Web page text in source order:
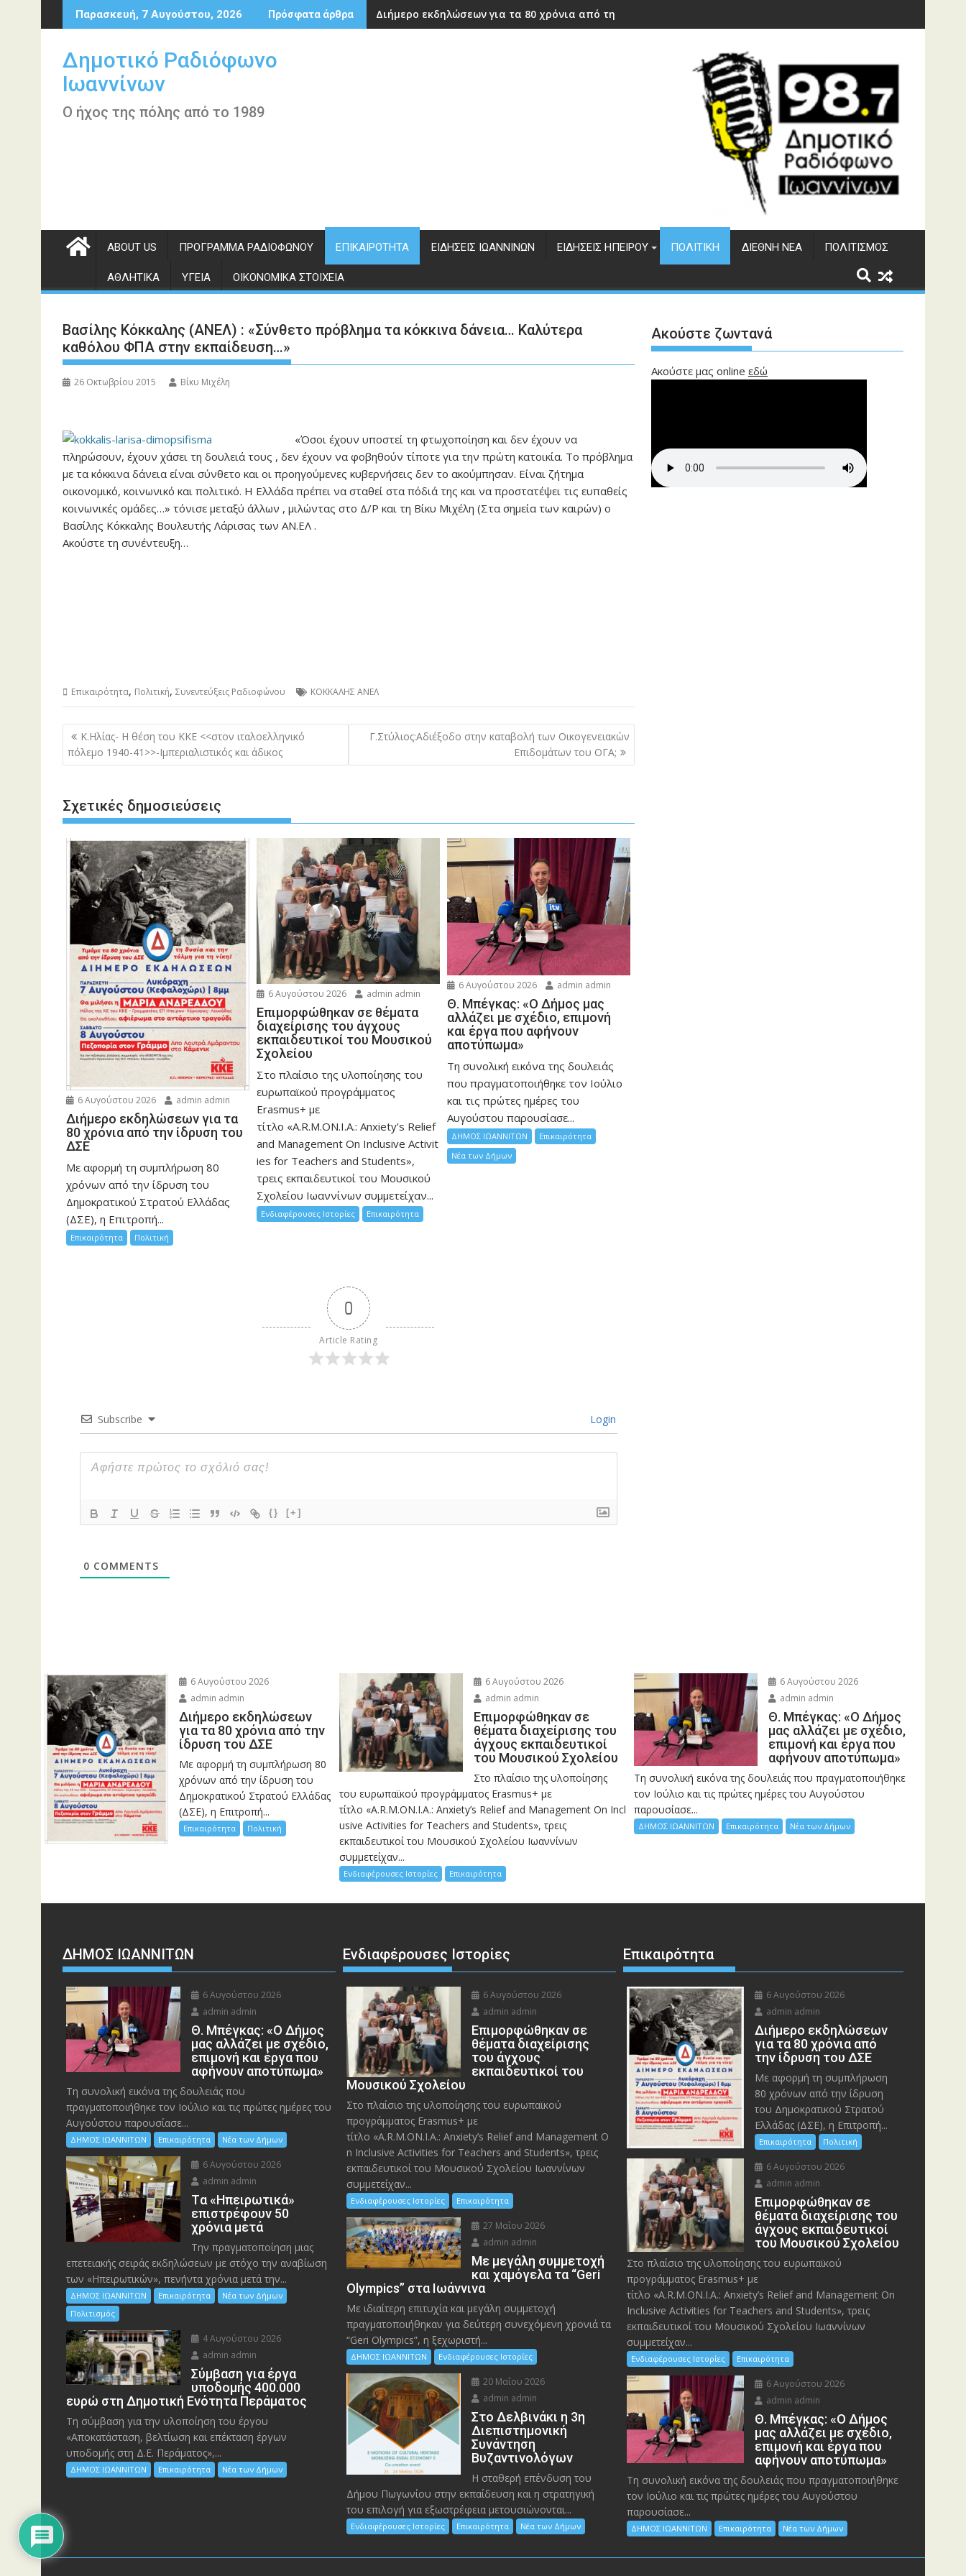
Περάστε
στο
Παρασκευή, 7 Αυγούστου, 2026 Πρόσφατα άρθρα Διήμερο εκδηλώσεων για τα 80 χρόνια από την ίδρυση του ΔΣΕ
Δημοτικό Ραδιόφωνο
Ιωαννίνων
Ο ήχος της πόλης από το 1989
ABOUT US ΠΡΌΓΡΑΜΜΑ ΡΑΔΙΟΦΏΝΟΥ ΕΠΙΚΑΙΡΌΤΗΤΑ ΕΙΔΉΣΕΙΣ ΙΩΑΝΝΊΝΩΝ ΕΙΔΉΣΕΙΣ ΗΠΕΊΡΟΥ ΠΟΛΙΤΙΚΉ ΔΙΕΘΝΉ ΝΈΑ ΠΟΛΙΤΙΣΜΌΣ
ΑΘΛΗΤΙΚΆ ΥΓΕΊΑ ΟΙΚΟΝΟΜΙΚΆ ΣΤΟΙΧΕΊΑ
Βασίλης Κόκκαλης (ΑΝΕΛ) : «Σύνθετο πρόβλημα τα κόκκινα δάνεια… Καλύτερα
καθόλου ΦΠΑ στην εκπαίδευση…»
26 Οκτωβρίου 2015 Βίκυ Μιχέλη
«Όσοι έχουν υποστεί τη φτωχοποίηση και δεν έχουν να
πληρώσουν, έχουν χάσει τη δουλειά τους , δεν έχουν να φοβηθούν τίποτε για την πρώτη κατοικία. Το πρόβλημα
με τα κόκκινα δάνεια είναι σύνθετο και οι προηγούμενες κυβερνήσεις δεν το ακούμπησαν. Είναι ζήτημα
οικονομικό, κοινωνικό και πολιτικό. Η Ελλάδα πρέπει να σταθεί στα πόδιά της και να προστατέψει τις ευπαθείς
κοινωνικές ομάδες…» τόνισε μεταξύ άλλων , μιλώντας στο Δ/Ρ και τη Βίκυ Μιχέλη (Στα σημεία των καιρών) ο
Βασίλης Κόκκαλης Βουλευτής Λάρισας των ΑΝ.ΕΛ .
Ακούστε τη συνέντευξη…
Επικαιρότητα, Πολιτική, Συνεντεύξεις Ραδιοφώνου ΚΟΚΚΑΛΗΣ ΑΝΕΛ
Πλοήγηση
άρθρων
Κ.Ηλίας- Η θέση του ΚΚΕ <<στον ιταλοελληνικό
πόλεμο 1940-41>>-Ιμπεριαλιστικός και άδικος
Γ.Στύλιος:Αδιέξοδο στην καταβολή των Οικογενειακών
Επιδομάτων του ΟΓΑ;
Σχετικές δημοσιεύσεις
6 Αυγούστου 2026 admin admin
Διήμερο εκδηλώσεων για τα
80 χρόνια από την ίδρυση του
ΔΣΕ
Με αφορμή τη συμπλήρωση 80
χρόνων από την ίδρυση του
Δημοκρατικού Στρατού Ελλάδας
(ΔΣΕ), η Επιτροπή...
Επικαιρότητα Πολιτική
6 Αυγούστου 2026 admin admin
Eπιμορφώθηκαν σε θέματα
διαχείρισης του άγχους
εκπαιδευτικοί του Μουσικού
Σχολείου
Στο πλαίσιο της υλοποίησης του
ευρωπαϊκού προγράμματος
Erasmus+ με
τίτλο «A.R.M.ON.I.A.: Anxiety’s Relief
and Management On Inclusive Activit
ies for Teachers and Students»,
τρεις εκπαιδευτικοί του Μουσικού
Σχολείου Ιωαννίνων συμμετείχαν...
Ενδιαφέρουσες Ιστορίες Επικαιρότητα
6 Αυγούστου 2026 admin admin
Θ. Μπέγκας: «Ο Δήμος μας
αλλάζει με σχέδιο, επιμονή
και έργα που αφήνουν
αποτύπωμα»
Τη συνολική εικόνα της δουλειάς
που πραγματοποιήθηκε τον Ιούλιο
και τις πρώτες ημέρες του
Αυγούστου παρουσίασε...
ΔΗΜΟΣ ΙΩΑΝΝΙΤΩΝ
Επικαιρότητα
Νέα των Δήμων
0
Article Rating
Subscribe Login
{} [+]
0 COMMENTS
Ακούστε ζωντανά
Ακούστε μας online εδώ
6 Αυγούστου 2026
admin admin
Διήμερο εκδηλώσεων
για τα 80 χρόνια από την
ίδρυση του ΔΣΕ
Με αφορμή τη συμπλήρωση 80
χρόνων από την ίδρυση του
Δημοκρατικού Στρατού Ελλάδας
(ΔΣΕ), η Επιτροπή...
Επικαιρότητα Πολιτική
6 Αυγούστου 2026
admin admin
Eπιμορφώθηκαν σε
θέματα διαχείρισης του
άγχους εκπαιδευτικοί
του Μουσικού Σχολείου
Στο πλαίσιο της υλοποίησης
του ευρωπαϊκού προγράμματος Erasmus+ με
τίτλο «A.R.M.ON.I.A.: Anxiety’s Relief and Management On Incl
usive Activities for Teachers and Students», τρεις
εκπαιδευτικοί του Μουσικού Σχολείου Ιωαννίνων
συμμετείχαν...
Ενδιαφέρουσες Ιστορίες Επικαιρότητα
6 Αυγούστου 2026
admin admin
Θ. Μπέγκας: «Ο Δήμος
μας αλλάζει με σχέδιο,
επιμονή και έργα που
αφήνουν αποτύπωμα»
Τη συνολική εικόνα της δουλειάς που πραγματοποιήθηκε
τον Ιούλιο και τις πρώτες ημέρες του Αυγούστου
παρουσίασε...
ΔΗΜΟΣ ΙΩΑΝΝΙΤΩΝ Επικαιρότητα Νέα των Δήμων
ΔΗΜΟΣ ΙΩΑΝΝΙΤΩΝ
6 Αυγούστου 2026
admin admin
Θ. Μπέγκας: «Ο Δήμος
μας αλλάζει με σχέδιο,
επιμονή και έργα που
αφήνουν αποτύπωμα»
Τη συνολική εικόνα της δουλειάς που
πραγματοποιήθηκε τον Ιούλιο και τις πρώτες ημέρες του
Αυγούστου παρουσίασε...
ΔΗΜΟΣ ΙΩΑΝΝΙΤΩΝ Επικαιρότητα Νέα των Δήμων
6 Αυγούστου 2026
admin admin
Tα «Ηπειρωτικά»
επιστρέφουν 50
χρόνια μετά
Την πραγματοποίηση μιας
επετειακής σειράς εκδηλώσεων με στόχο την αναβίωση
των «Ηπειρωτικών», πενήντα χρόνια μετά την...
ΔΗΜΟΣ ΙΩΑΝΝΙΤΩΝ Επικαιρότητα
Νέα των Δήμων
Πολιτισμός
4 Αυγούστου 2026
admin admin
Σύμβαση για έργα
υποδομής 400.000
ευρώ στη Δημοτική Ενότητα Περάματος
Τη σύμβαση για την υλοποίηση του έργου
«Αποκατάσταση, βελτίωση και επέκταση έργων
υποδομής στη Δ.Ε. Περάματος»,...
ΔΗΜΟΣ ΙΩΑΝΝΙΤΩΝ Επικαιρότητα Νέα των Δήμων
Ενδιαφέρουσες Ιστορίες
6 Αυγούστου 2026
admin admin
Eπιμορφώθηκαν σε
θέματα διαχείρισης
του άγχους
εκπαιδευτικοί του
Μουσικού Σχολείου
Στο πλαίσιο της υλοποίησης του ευρωπαϊκού
προγράμματος Erasmus+ με
τίτλο «A.R.M.ON.I.A.: Anxiety’s Relief and Management O
n Inclusive Activities for Teachers and Students», τρεις
εκπαιδευτικοί του Μουσικού Σχολείου Ιωαννίνων
συμμετείχαν...
Ενδιαφέρουσες Ιστορίες Επικαιρότητα
27 Μαΐου 2026
admin admin
Με μεγάλη συμμετοχή
και χαμόγελα τα “Geri
Olympics” στα Ιωάννινα
Με ιδιαίτερη επιτυχία και μεγάλη συμμετοχή
πραγματοποιήθηκαν για δεύτερη συνεχόμενη χρονιά τα
“Geri Olympics”, η ξεχωριστή...
ΔΗΜΟΣ ΙΩΑΝΝΙΤΩΝ Ενδιαφέρουσες Ιστορίες
20 Μαΐου 2026
admin admin
Στο Δελβινάκι η 3η
Διεπιστημονική
Συνάντηση
Βυζαντινολόγων
Η σταθερή επένδυση του
Δήμου Πωγωνίου στην εκπαίδευση και η στρατηγική
του επιλογή για εξωστρέφεια μετουσιώνονται...
Ενδιαφέρουσες Ιστορίες Επικαιρότητα Νέα των Δήμων
Επικαιρότητα
6 Αυγούστου 2026
admin admin
Διήμερο εκδηλώσεων
για τα 80 χρόνια από
την ίδρυση του ΔΣΕ
Με αφορμή τη συμπλήρωση
80 χρόνων από την ίδρυση
του Δημοκρατικού Στρατού
Ελλάδας (ΔΣΕ), η Επιτροπή...
Επικαιρότητα Πολιτική
6 Αυγούστου 2026
admin admin
Eπιμορφώθηκαν σε
θέματα διαχείρισης του
άγχους εκπαιδευτικοί
του Μουσικού Σχολείου
Στο πλαίσιο της υλοποίησης του ευρωπαϊκού
προγράμματος Erasmus+ με
τίτλο «A.R.M.ON.I.A.: Anxiety’s Relief and Management On
Inclusive Activities for Teachers and Students», τρεις
εκπαιδευτικοί του Μουσικού Σχολείου Ιωαννίνων
συμμετείχαν...
Ενδιαφέρουσες Ιστορίες Επικαιρότητα
6 Αυγούστου 2026
admin admin
Θ. Μπέγκας: «Ο Δήμος
μας αλλάζει με σχέδιο,
επιμονή και έργα που
αφήνουν αποτύπωμα»
Τη συνολική εικόνα της δουλειάς που πραγματοποιήθηκε
τον Ιούλιο και τις πρώτες ημέρες του Αυγούστου
παρουσίασε...
ΔΗΜΟΣ ΙΩΑΝΝΙΤΩΝ Επικαιρότητα Νέα των Δήμων